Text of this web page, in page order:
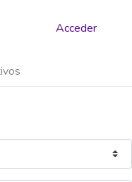
Acceder